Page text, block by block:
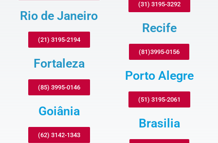
Rio de Janeiro
(21) 3195-2194
Fortaleza
(85) 3995-0146
Goiânia
(62) 3142-1343
(31) 3195-3292
Recife
(81)3995-0156
Porto Alegre
(51) 3195-2061
Brasilia